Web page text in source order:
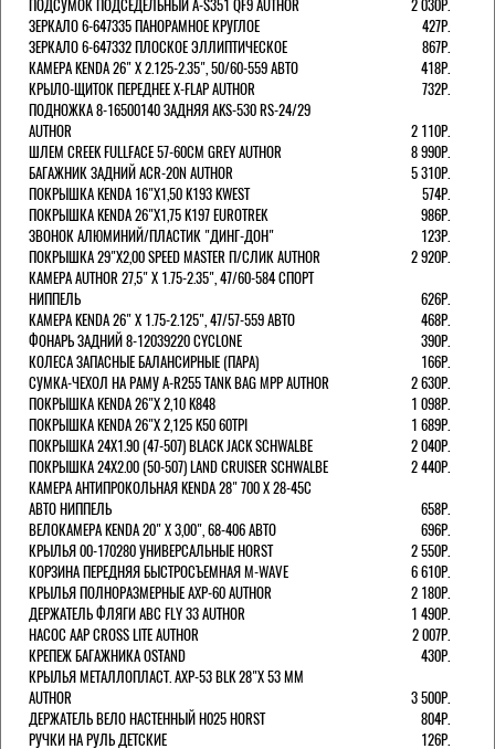
ПОДСУМОК ПОДСЕДЕЛЬНЫЙ A-S351 QF9 AUTHOR
2 030Р.
ЗЕРКАЛО 6-647335 ПАНОРАМНОЕ КРУГЛОЕ
427Р.
ЗЕРКАЛО 6-647332 ПЛОСКОЕ ЭЛЛИПТИЧЕСКОЕ
867Р.
КАМЕРА KENDA 26" Х 2.125-2.35", 50/60-559 АВТО
418Р.
КРЫЛО-ЩИТОК ПЕРЕДНЕЕ X-FLAP AUTHOR
732Р.
ПОДНОЖКА 8-16500140 ЗАДНЯЯ AKS-530 RS-24/29
AUTHOR
2 110Р.
ШЛЕМ CREEK FULLFACE 57-60СМ GREY AUTHOR
8 990Р.
БАГАЖНИК ЗАДНИЙ ACR-20N AUTHOR
5 310Р.
ПОКРЫШКА KENDA 16"Х1,50 K193 KWEST
574Р.
ПОКРЫШКА KENDA 26"Х1,75 K197 EUROTREK
986Р.
ЗВОНОК АЛЮМИНИЙ/ПЛАСТИК "ДИНГ-ДОН"
123Р.
ПОКРЫШКА 29"Х2,00 SPEED MASTER П/СЛИК AUTHOR
2 920Р.
КАМЕРА AUTHOR 27,5" Х 1.75-2.35", 47/60-584 СПОРТ
НИППЕЛЬ
626Р.
КАМЕРА KENDA 26" Х 1.75-2.125", 47/57-559 АВТО
468Р.
ФОНАРЬ ЗАДНИЙ 8-12039220 CYCLONE
390Р.
КОЛЕСА ЗАПАСНЫЕ БАЛАНСИРНЫЕ (ПАРА)
166Р.
CУМКА-ЧЕХОЛ НА РАМУ A-R255 TANK BAG MPP AUTHOR
2 630Р.
ПОКРЫШКА KENDA 26"Х 2,10 K848
1 098Р.
ПОКРЫШКА KENDA 26"Х 2,125 K50 60TPI
1 689Р.
ПОКРЫШКА 24X1.90 (47-507) BLACK JACK SCHWALBE
2 040Р.
ПОКРЫШКА 24X2.00 (50-507) LAND CRUISER SCHWALBE
2 440Р.
КАМЕРА АНТИПРОКОЛЬНАЯ KENDA 28" 700 Х 28-45C
АВТО НИППЕЛЬ
658Р.
ВЕЛОКАМЕРА KENDA 20" Х 3,00", 68-406 АВТО
696Р.
КРЫЛЬЯ 00-170280 УНИВЕРСАЛЬНЫЕ HORST
2 550Р.
КОРЗИНА ПЕРЕДНЯЯ БЫСТРОСЪЕМНАЯ M-WAVE
6 610Р.
КРЫЛЬЯ ПОЛНОРАЗМЕРНЫЕ AXP-60 AUTHOR
2 180Р.
ДЕРЖАТЕЛЬ ФЛЯГИ АВС FLY 33 AUTHOR
1 490Р.
НАСОС AAP CROSS LITE AUTHOR
2 007Р.
КРЕПЕЖ БАГАЖНИКА OSTAND
430Р.
КРЫЛЬЯ МЕТАЛЛОПЛАСТ. AXP-53 BLK 28"Х 53 ММ
AUTHOR
3 500Р.
ДЕРЖАТЕЛЬ ВЕЛО НАСТЕННЫЙ H025 HORST
804Р.
РУЧКИ НА РУЛЬ ДЕТСКИЕ
126Р.